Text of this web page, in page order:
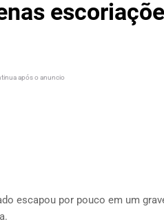
após o anuncio
escapou por pouco em um